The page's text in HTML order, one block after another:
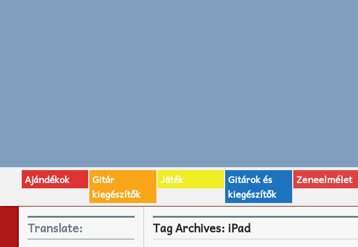
Ajándékok
Gitár
kiegészítők
Játék
Gitárok és
kiegészítők
Zeneelmélet
Tag Archives: iPad
Translate: